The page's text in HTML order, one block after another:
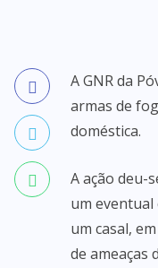
A GNR da
armas de
doméstica.
A ação deu-
um eventual
um casal,
de ameaças